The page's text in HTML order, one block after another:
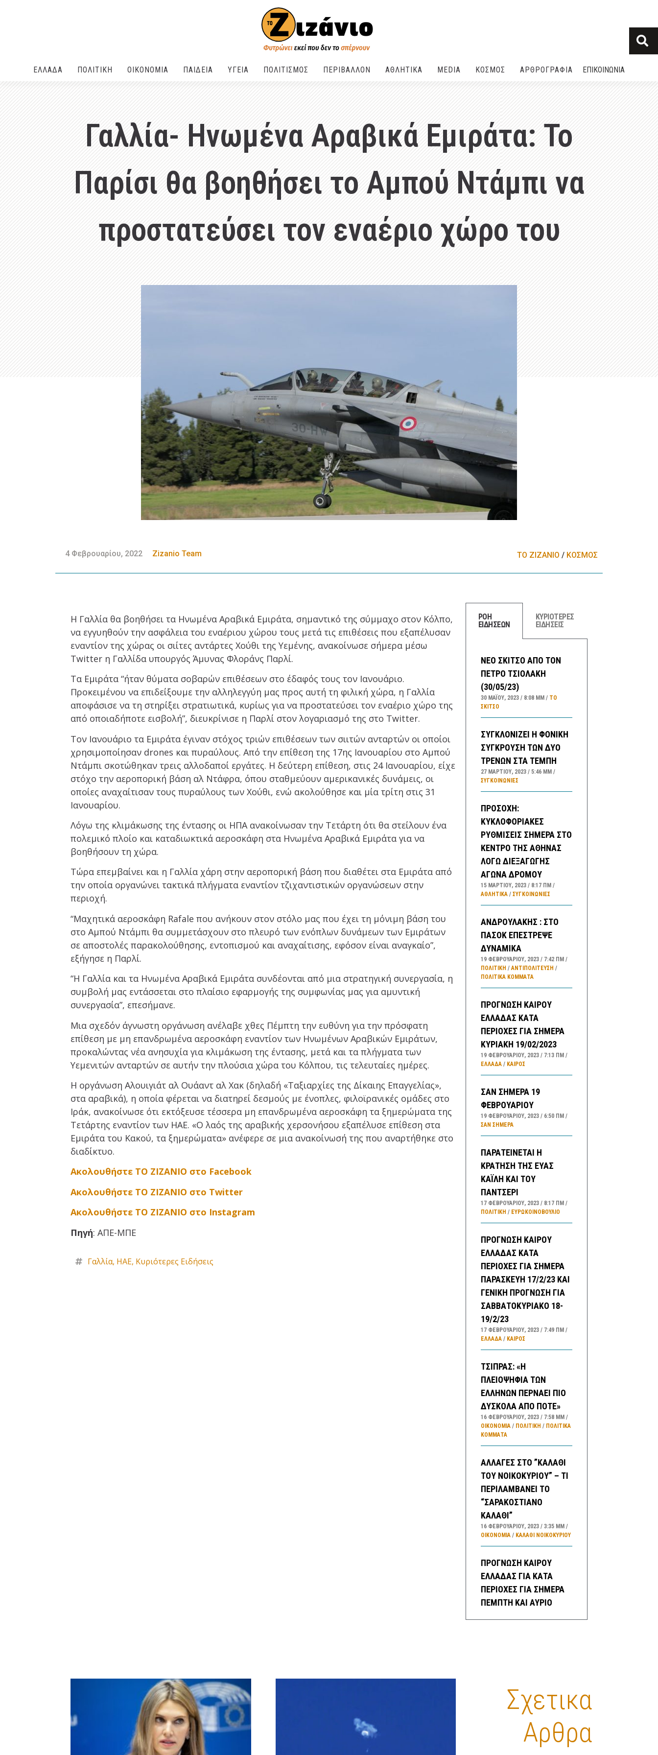
ΕΛΛΑΔA ΠΟΛΙΤΙΚΗ ΟΙΚΟΝΟΜΙΑ ΠΑΙΔΕΙΑ ΥΓΕΙΑ ΠΟΛΙΤΙΣΜΟΣ ΠΕΡΙΒΑΛΛΟΝ ΑΘΛΗΤΙΚΑ MEDIA ΚΟΣΜΟΣ ΑΡΘΡΟΓΡΑΦΙΑ ΕΠΙΚΟΙΝΩΝΙΑ
Γαλλία- Ηνωμένα Αραβικά Εμιράτα: Το
Παρίσι θα βοηθήσει το Αμπού Ντάμπι να
προστατεύσει τον εναέριο χώρο του
4 Φεβρουαρίου, 2022 Zizanio Team ΤΟ ΖΙΖΑΝΙΟ / ΚΟΣΜΟΣ
Η Γαλλία θα βοηθήσει τα Ηνωμένα Αραβικά Εμιράτα, σημαντικό της σύμμαχο στον Κόλπο,
να εγγυηθούν την ασφάλεια του εναέριου χώρου τους μετά τις επιθέσεις που εξαπέλυσαν
εναντίον της χώρας οι σιίτες αντάρτες Χούθι της Υεμένης, ανακοίνωσε σήμερα μέσω
Twitter η Γαλλίδα υπουργός Άμυνας Φλοράνς Παρλί.
Τα Εμιράτα “ήταν θύματα σοβαρών επιθέσεων στο έδαφός τους τον Ιανουάριο.
Προκειμένου να επιδείξουμε την αλληλεγγύη μας προς αυτή τη φιλική χώρα, η Γαλλία
αποφάσισε να τη στηρίξει στρατιωτικά, κυρίως για να προστατεύσει τον εναέριο χώρο της
από οποιαδήποτε εισβολή”, διευκρίνισε η Παρλί στον λογαριασμό της στο Twitter.
Τον Ιανουάριο τα Εμιράτα έγιναν στόχος τριών επιθέσεων των σιιτών ανταρτών οι οποίοι
χρησιμοποίησαν drones και πυραύλους. Από την επίθεση της 17ης Ιανουαρίου στο Αμπού
Ντάμπι σκοτώθηκαν τρεις αλλοδαποί εργάτες. Η δεύτερη επίθεση, στις 24 Ιανουαρίου, είχε
στόχο την αεροπορική βάση αλ Ντάφρα, όπου σταθμεύουν αμερικανικές δυνάμεις, οι
οποίες αναχαίτισαν τους πυραύλους των Χούθι, ενώ ακολούθησε και μία τρίτη στις 31
Ιανουαρίου.
Λόγω της κλιμάκωσης της έντασης οι ΗΠΑ ανακοίνωσαν την Τετάρτη ότι θα στείλουν ένα
πολεμικό πλοίο και καταδιωκτικά αεροσκάφη στα Ηνωμένα Αραβικά Εμιράτα για να
βοηθήσουν τη χώρα.
Τώρα επεμβαίνει και η Γαλλία χάρη στην αεροπορική βάση που διαθέτει στα Εμιράτα από
την οποία οργανώνει τακτικά πλήγματα εναντίον τζιχαντιστικών οργανώσεων στην
περιοχή.
“Μαχητικά αεροσκάφη Rafale που ανήκουν στον στόλο μας που έχει τη μόνιμη βάση του
στο Αμπού Ντάμπι θα συμμετάσχουν στο πλευρό των ενόπλων δυνάμεων των Εμιράτων
σε αποστολές παρακολούθησης, εντοπισμού και αναχαίτισης, εφόσον είναι αναγκαίο”,
εξήγησε η Παρλί.
“Η Γαλλία και τα Ηνωμένα Αραβικά Εμιράτα συνδέονται από μια στρατηγική συνεργασία, η
συμβολή μας εντάσσεται στο πλαίσιο εφαρμογής της συμφωνίας μας για αμυντική
συνεργασία”, επεσήμανε.
Μια σχεδόν άγνωστη οργάνωση ανέλαβε χθες Πέμπτη την ευθύνη για την πρόσφατη
επίθεση με μη επανδρωμένα αεροσκάφη εναντίον των Ηνωμένων Αραβικών Εμιράτων,
προκαλώντας νέα ανησυχία για κλιμάκωση της έντασης, μετά και τα πλήγματα των
Υεμενιτών ανταρτών σε αυτήν την πλούσια χώρα του Κόλπου, τις τελευταίες ημέρες.
Η οργάνωση Αλουιγιάτ αλ Ουάαντ αλ Χακ (δηλαδή «Ταξιαρχίες της Δίκαιης Επαγγελίας»,
στα αραβικά), η οποία φέρεται να διατηρεί δεσμούς με ένοπλες, φιλοϊρανικές ομάδες στο
Ιράκ, ανακοίνωσε ότι εκτόξευσε τέσσερα μη επανδρωμένα αεροσκάφη τα ξημερώματα της
Τετάρτης εναντίον των ΗΑΕ. «Ο λαός της αραβικής χερσονήσου εξαπέλυσε επίθεση στα
Εμιράτα του Κακού, τα ξημερώματα» ανέφερε σε μια ανακοίνωσή της που αναρτήθηκε στο
διαδίκτυο.
Ακολουθήστε ΤΟ ΖΙΖΑΝΙΟ στο Facebook
Ακολουθήστε ΤΟ ΖΙΖΑΝΙΟ στο Twitter
Ακολουθήστε ΤΟ ΖΙΖΑΝΙΟ στο Instagram
Πηγή: ΑΠΕ-ΜΠΕ
Γαλλία, ΗΑΕ, Κυριότερες Ειδήσεις
ΡΟΗ
ΕΙΔΗΣΕΩΝ
ΚΥΡΙΟΤΕΡΕΣ
ΕΙΔΗΣΕΙΣ
ΝΕΟ ΣΚΙΤΣΟ ΑΠΟ ΤΟΝ
ΠΕΤΡΟ ΤΣΙΟΛΑΚΗ
(30/05/23)
30 ΜΑΪ́ΟΥ, 2023 8:08 ΜΜ
ΤΟ
ΣΚΊΤΣΟ
ΣΥΓΚΛΟΝΙΖΕΙ Η ΦΟΝΙΚΗ
ΣΥΓΚΡΟΥΣΗ ΤΩΝ ΔΥΟ
ΤΡΕΝΩΝ ΣΤΑ ΤΕΜΠΗ
27 ΜΑΡΤΊΟΥ, 2023 5:46 ΜΜ
ΣΥΓΚΟΙΝΩΝΊΕΣ
ΠΡΟΣΟΧΗ:
ΚΥΚΛΟΦΟΡΙΑΚΕΣ
ΡΥΘΜΙΣΕΙΣ ΣΗΜΕΡΑ ΣΤΟ
ΚΕΝΤΡΟ ΤΗΣ ΑΘΗΝΑΣ
ΛΟΓΩ ΔΙΕΞΑΓΩΓΗΣ
ΑΓΩΝΑ ΔΡΟΜΟΥ
15 ΜΑΡΤΊΟΥ, 2023 8:17 ΠΜ
ΑΘΛΗΤΙΚΑ/ ΣΥΓΚΟΙΝΩΝΊΕΣ
ΑΝΔΡΟΥΛΑΚΗΣ : ΣΤΟ
ΠΑΣΟΚ ΕΠΕΣΤΡΕΨΕ
ΔΥΝΑΜΙΚΑ
19 ΦΕΒΡΟΥΑΡΊΟΥ, 2023 7:42 ΠΜ
ΠΟΛΙΤΙΚΗ /ΑΝΤΙΠΟΛΊΤΕΥΣΗ /
ΠΟΛΙΤΙΚΆ ΚΌΜΜΑΤΑ
ΠΡΟΓΝΩΣΗ ΚΑΙΡΟΥ
ΕΛΛΑΔΑΣ ΚΑΤΑ
ΠΕΡΙΟΧΕΣ ΓΙΑ ΣΗΜΕΡΑ
ΚΥΡΙΑΚΗ 19/02/2023
19 ΦΕΒΡΟΥΑΡΊΟΥ, 2023 7:13 ΠΜ
ΕΛΛΑΔA/ ΚΑΙΡΌΣ
ΣΑΝ ΣΗΜΕΡΑ 19
ΦΕΒΡΟΥΑΡΙΟΥ
19 ΦΕΒΡΟΥΑΡΊΟΥ, 2023 6:50 ΠΜ
ΣΑΝ ΣΉΜΕΡΑ
ΠΑΡΑΤΕΙΝΕΤΑΙ Η
ΚΡΑΤΗΣΗ ΤΗΣ ΕΥΑΣ
ΚΑΪΛΗ ΚΑΙ ΤΟΥ
ΠΑΝΤΣΕΡΙ
17 ΦΕΒΡΟΥΑΡΊΟΥ, 2023 8:17 ΠΜ
ΠΟΛΙΤΙΚΗ / ΕΥΡΩΚΟΙΝΟΒΟΥΛΙΟ
ΠΡΟΓΝΩΣΗ ΚΑΙΡΟΥ
ΕΛΛΑΔΑΣ ΚΑΤΑ
ΠΕΡΙΟΧΕΣ ΓΙΑ ΣΗΜΕΡΑ
ΠΑΡΑΣΚΕΥΗ 17/2/23 ΚΑΙ
ΓΕΝΙΚΗ ΠΡΟΓΝΩΣΗ ΓΙΑ
ΣΑΒΒΑΤΟΚΥΡΙΑΚΟ 18-
19/2/23
17 ΦΕΒΡΟΥΑΡΊΟΥ, 2023 7:49 ΠΜ
ΕΛΛΑΔA/ ΚΑΙΡΌΣ
ΤΣΙΠΡΑΣ: «Η
ΠΛΕΙΟΨΗΦΙΑ ΤΩΝ
ΕΛΛΗΝΩΝ ΠΕΡΝΑΕΙ ΠΙΟ
ΔΥΣΚΟΛΑ ΑΠΟ ΠΟΤΕ»
16 ΦΕΒΡΟΥΑΡΊΟΥ, 2023 7:58 ΜΜ
ΟΙΚΟΝΟΜΙΑ/ ΠΟΛΙΤΙΚΗ / ΠΟΛΙΤΙΚΆ
ΚΌΜΜΑΤΑ
ΑΛΛΑΓΕΣ ΣΤΟ ”ΚΑΛΑΘΙ
ΤΟΥ ΝΟΙΚΟΚΥΡΙΟΥ” – ΤΙ
ΠΕΡΙΛΑΜΒΑΝΕΙ ΤΟ
“ΣΑΡΑΚΟΣΤΙΑΝΟ
ΚΑΛΑΘΙ”
16 ΦΕΒΡΟΥΑΡΊΟΥ, 2023 3:35 ΜΜ
ΟΙΚΟΝΟΜΙΑ/ ΚΑΛΑΘΙ ΝΟΙΚΟΚΥΡΙΟΥ
ΠΡΟΓΝΩΣΗ ΚΑΙΡΟΥ
ΕΛΛΑΔΑΣ ΓΙΑ ΚΑΤΑ
ΠΕΡΙΟΧΕΣ ΓΙΑ ΣΗΜΕΡΑ
ΠΕΜΠΤΗ ΚΑΙ ΑΥΡΙΟ
ΚΑΙΡΌΣ
ΠΡΩΤΟΣΕΛΙΔΑ ΚΥΡΙΑ
ΘΕΜΑΤΑ ΠΟΛΙΤΙΚΩΝ ΚΑΙ
ΟΙΚΟΝΟΜΙΚΩΝ
Σχετικα
Αρθρα